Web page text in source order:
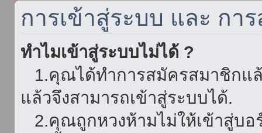
การเข้าสู่ระบบ และ กา
ทำไมเข้าสู่ระบบไม่ได้ ?
1.คุณได้ทำการสมัครสมาชิกแ
แล้วจึงสามารถเข้าสู่ระบบได้.
2.คุณถูกหวงห้ามไม่ให้เข้าสู่บอ